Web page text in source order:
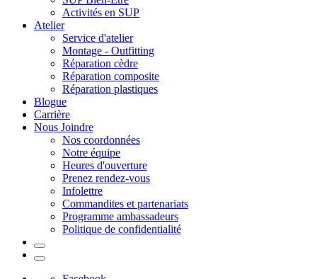
Activités en SUP
Atelier
Service d'atelier
Montage - Outfitting
Réparation cèdre
Réparation composite
Réparation plastiques
Blogue
Carrière
Nous Joindre
Nos coordonnées
Notre équipe
Heures d'ouverture
Prenez rendez-vous
Infolettre
Commandites et partenariats
Programme ambassadeurs
Politique de confidentialité